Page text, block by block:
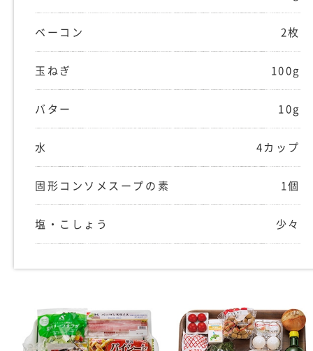
ベーコン 2枚
玉ねぎ 100g
バター 10g
水 4カップ
固形コンソメスープの素 1個
塩・こしょう 少々